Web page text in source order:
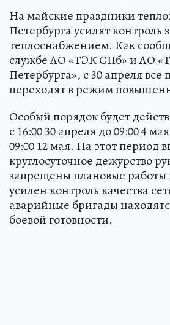
На майские праздники
Петербурга усилят контроль
теплоснабжением. Как
службе АО «ТЭК СПб» и АО
Петербурга», с 30 апреля
переходят в режим
Особый порядок будет
с 16:00 30 апреля до 09:00 4
09:00 12 мая. На этот период
круглосуточное дежурство
запрещены плановые
усилен контроль качества
аварийные бригады
боевой готовности.